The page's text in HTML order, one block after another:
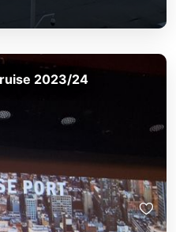
2023/24